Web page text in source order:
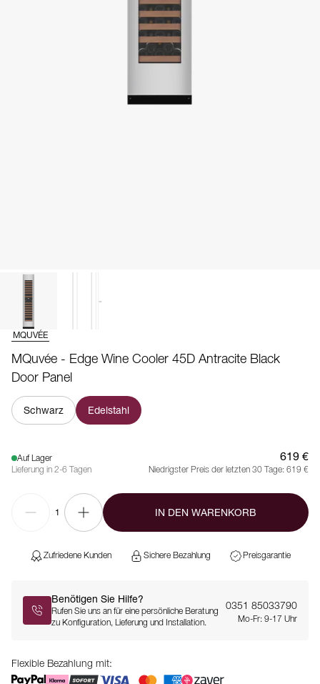
MQUVÉE
MQuvée - Edge Wine Cooler 45D Antracite Black
Door Panel
Schwarz Edelstahl
Auf Lager
Lieferung in 2-6 Tagen
619 €
Niedrigster Preis der letzten 30 Tage: 619 €
1 IN DEN WARENKORB
Zufriedene Kunden Sichere Bezahlung Preisgarantie
Benötigen Sie Hilfe?
Rufen Sie uns an für eine persönliche Beratung
zu Konfiguration, Lieferung und Installation.
0351 85033790
Mo-Fr: 9-17 Uhr
Flexible Bezahlung mit: